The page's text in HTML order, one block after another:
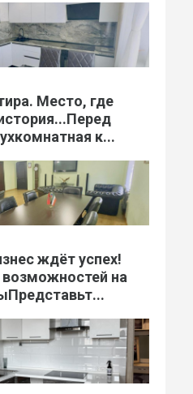
Место, где
к...
ждёт успех!
возможностей на